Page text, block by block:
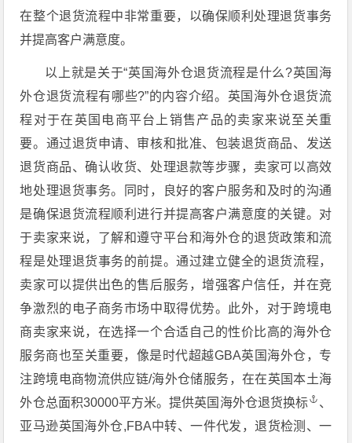
在整个退货流程中非常重要，以确保顺利处理退货事务
并提高客户满意度。
以上就是关于“英国海外仓退货流程是什么?英国海
外仓退货流程有哪些?”的内容介绍。英国海外仓退货流
程对于在英国电商平台上销售产品的卖家来说至关重
要。通过退货申请、审核和批准、包装退货商品、发送
退货商品、确认收货、处理退款等步骤，卖家可以高效
地处理退货事务。同时，良好的客户服务和及时的沟通
是确保退货流程顺利进行并提高客户满意度的关键。对
于卖家来说，了解和遵守平台和海外仓的退货政策和流
程是处理退货事务的前提。通过建立健全的退货流程，
卖家可以提供出色的售后服务，增强客户信任，并在竞
争激烈的电子商务市场中取得优势。此外，对于跨境电
商卖家来说，在选择一个合适自己的性价比高的海外仓
服务商也至关重要，像是时代超越GBA英国海外仓，专
注跨境电商物流供应链/海外仓储服务，在在英国本土海
外仓总面积30000平方米。提供英国海外仓退货换标
、
亚马逊英国海外仓,FBA中转、一件代发，退货检测、一